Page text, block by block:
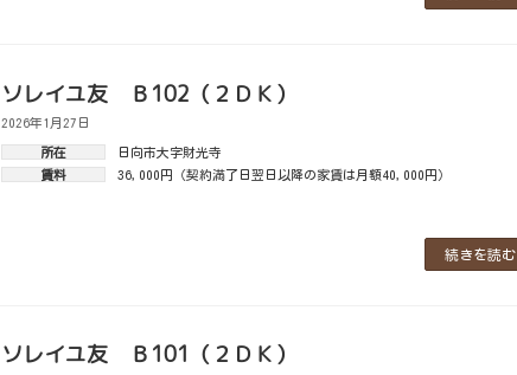
ソレイユ友 Ｂ102（２ＤＫ）
2026年1月27日
続きを読む
所在
日向市大字財光寺
賃料
36,000円（契約満了日翌日以降の家賃は月額40,000円）
ソレイユ友 Ｂ101（２ＤＫ）